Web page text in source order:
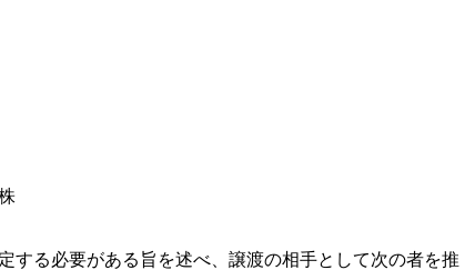
する必要がある旨を述べ、譲渡の相手として次の者を推